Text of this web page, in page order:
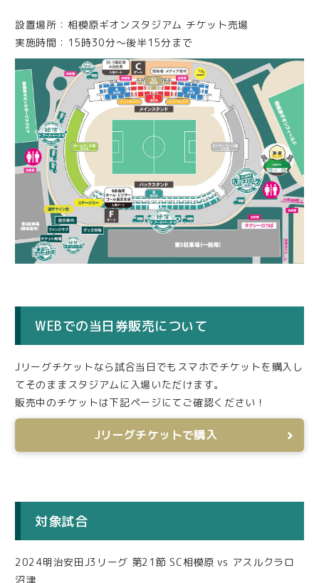
設置場所：相模原ギオンスタジアム チケット売場
実施時間：15時30分〜後半15分まで
WEBでの当日券販売について
Jリーグチケットなら試合当日でもスマホでチケットを購入し
てそのままスタジアムに入場いただけます。
販売中のチケットは下記ページにてご確認ください！
Jリーグチケットで購入
対象試合
2024明治安田J3リーグ 第21節 SC相模原 vs アスルクラロ
沼津